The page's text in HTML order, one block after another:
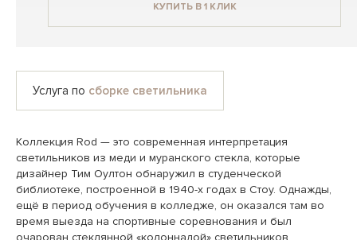
КУПИТЬ В 1 КЛИК
Услуга по сборке светильника
Коллекция Rod — это современная интерпретация
светильников из меди и муранского стекла, которые
дизайнер Тим Оултон обнаружил в студенческой
библиотеке, построенной в 1940-х годах в Стоу. Однажды,
ещё в период обучения в колледже, он оказался там во
время выезда на спортивные соревнования и был
очарован стеклянной «колоннадой» светильников.